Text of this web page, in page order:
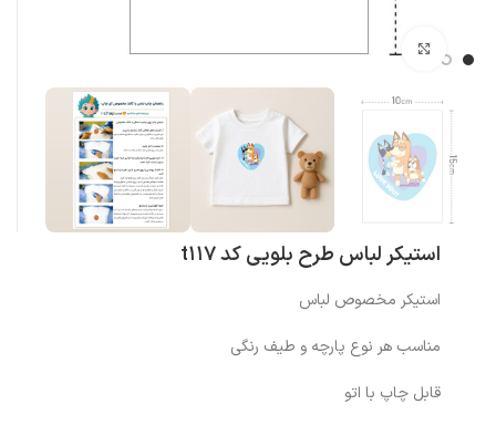
بزرگنمایی تصویر
استیکر لباس طرح بلویی کد t117
استیکر مخصوص لباس
مناسب هر نوع پارچه و طیف رنگی
قابل چاپ با اتو